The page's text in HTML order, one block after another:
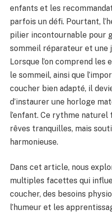
enfants et les
parfois un défi. Pourtant,
pilier incontournable pour
sommeil réparateur et une
Lorsque l’on comprend les
le sommeil, ainsi que
coucher bien adapté, il
d’instaurer une horloge
l’enfant. Ce rythme
rêves tranquilles, mais
harmonieuse.
Dans cet article, nous
multiples facettes qui
coucher, des besoins
l’humeur et les